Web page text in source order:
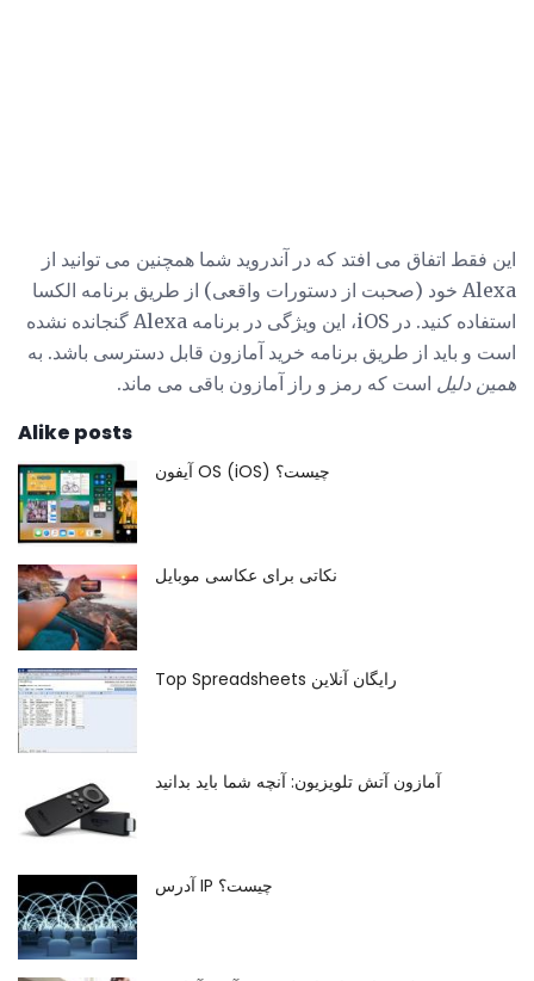
این فقط اتفاق می افتد که در آندروید شما همچنین می توانید از
Alexa خود (صحبت از دستورات واقعی) از طریق برنامه الکسا
استفاده کنید. در iOS، این ویژگی در برنامه Alexa گنجانده نشده
است و باید از طریق برنامه خرید آمازون قابل دسترسی باشد. به
همین دلیل است که رمز و راز آمازون باقی می ماند.
Alike posts
آیفون OS (iOS) چیست؟
نکاتی برای عکاسی موبایل
Top Spreadsheets رایگان آنلاین
آمازون آتش تلویزیون: آنچه شما باید بدانید
آدرس IP چیست؟